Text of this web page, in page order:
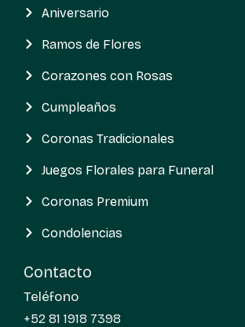
Aniversario
Ramos de Flores
Corazones con Rosas
Cumpleaños
Coronas Tradicionales
Juegos Florales para Funeral
Coronas Premium
Condolencias
Contacto
Teléfono
+52 81 1918 7398